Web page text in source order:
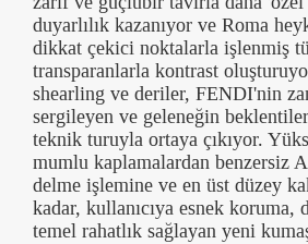
duyarlılık kazanıyor ve Roma
dikkat çekici noktalarla işlenmiş
transparanlarla kontrast
shearling ve deriler, FENDI'nin
sergileyen ve geleneğin
teknik turuyla ortaya çıkıyor.
mumlu kaplamalardan benzersiz
delme işlemine ve en üst düzey
kadar, kullanıcıya esnek koruma,
temel rahatlık sağlayan yeni